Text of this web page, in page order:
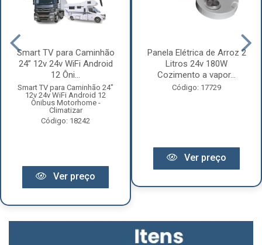
Smart TV para Caminhão
24” 12v 24v WiFi Android
12 Ôni...
Smart TV para Caminhão 24"
12v 24v WiFi Android 12
Ônibus Motorhome -
Climatizar
Código: 18242
Ver preço
Panela Elétrica de Arroz 2
Litros 24v 180W
Cozimento a vapor...
Código: 17729
Ver preço